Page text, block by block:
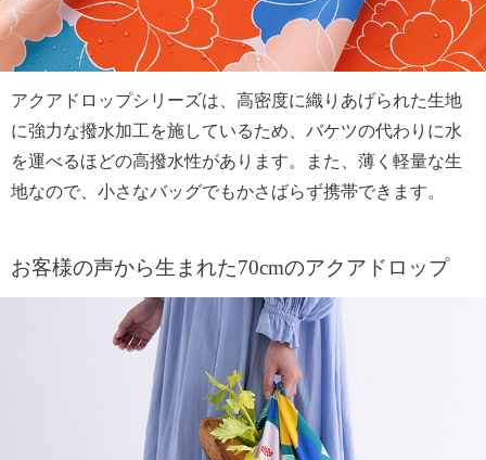
アクアドロップシリーズは、高密度に織りあげられた生地
に強力な撥水加工を施しているため、バケツの代わりに水
を運べるほどの高撥水性があります。また、薄く軽量な生
地なので、小さなバッグでもかさばらず携帯できます。
お客様の声から生まれた70cmのアクアドロップ